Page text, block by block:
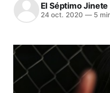
El Séptimo Jinete
24 oct. 2020 —5